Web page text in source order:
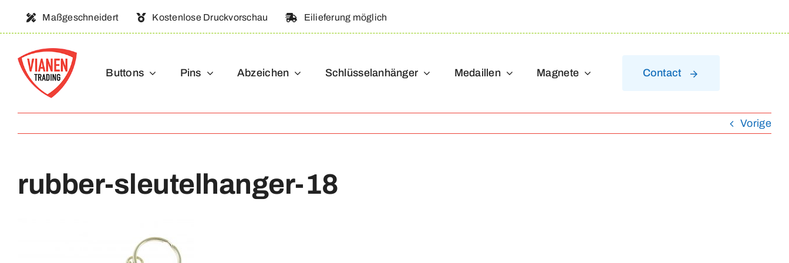
Maßgeschneidert Kostenlose Druckvorschau Eilieferung möglich
Buttons Pins Abzeichen Schlüsselanhänger Medaillen Magnete Contact
Vorige
rubber-sleutelhanger-18